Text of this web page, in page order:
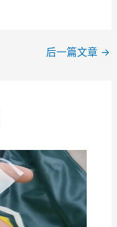
后一篇文章 →